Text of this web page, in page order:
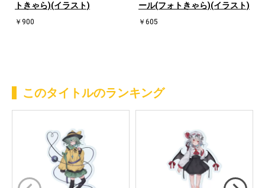
トきゃら)(イラスト)
￥900
ール(フォトきゃら)(イラスト)
￥605
このタイトルのランキング